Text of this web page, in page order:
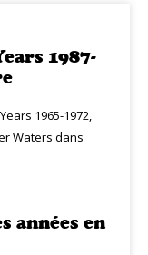
1987-
1965-1972,
Waters dans
années en